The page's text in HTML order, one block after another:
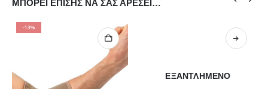
ΜΠΟΡΕΊ ΕΠΊΣΗΣ ΝΑ ΣΑΣ ΑΡΈΣΕΙ…
-13%
ΕΞΑΝΤΛΗΜΈΝΟ